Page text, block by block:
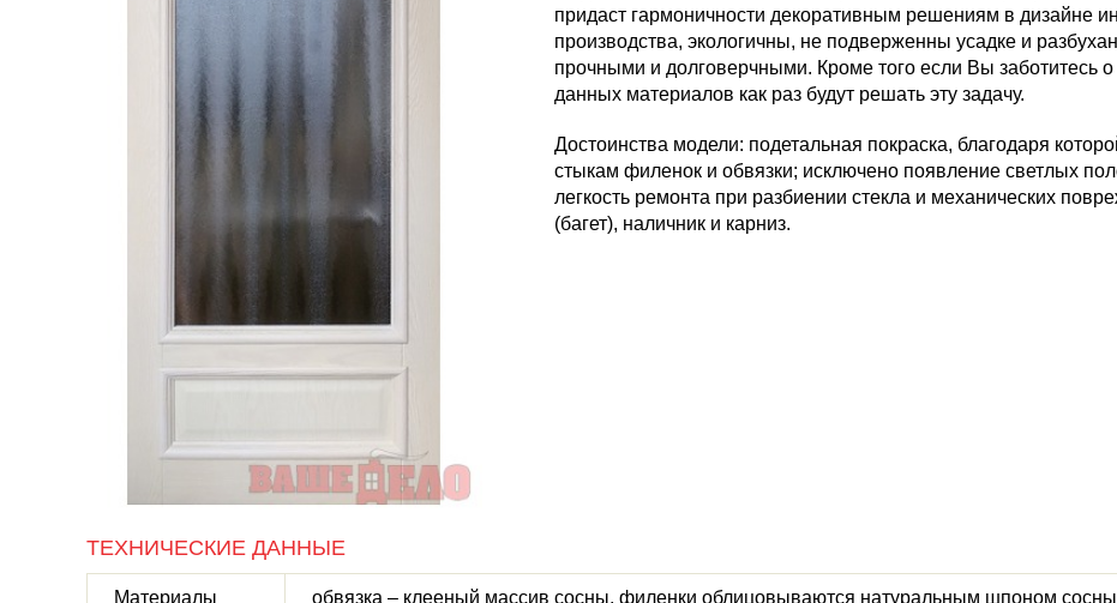
придаст гармоничности декоративным решениям в дизайне
производства, экологичны, не подверженны усадке и
прочными и долговерчными. Кроме того если Вы заботитесь
данных материалов как раз будут решать эту задачу.
Достоинства модели: подетальная покраска, благодаря
стыкам филенок и обвязки; исключено появление светлых
легкость ремонта при разбиении стекла и механических
(багет), наличник и карниз.
ТЕХНИЧЕСКИЕ ДАННЫЕ
Материалы обвязка – клееный массив сосны, филенки облицовываются натуральным шпоном сосны